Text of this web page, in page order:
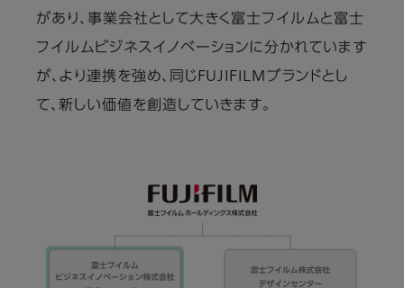
があり、事業会社として大きく富士フイルムと富士
フイルムビジネスイノベーションに分かれています
が、より連携を強め、同じFUJIFILMブランドとし
て、新しい価値を創造していきます。